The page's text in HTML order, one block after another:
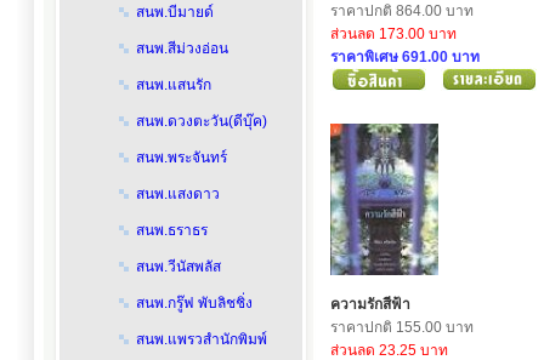
สนพ.บีมายด์
สนพ.สีม่วงอ่อน
สนพ.แสนรัก
สนพ.ดวงตะวัน(ดีบุ๊ค)
สนพ.พระจันทร์
สนพ.แสงดาว
สนพ.ธราธร
สนพ.วีนัสพลัส
สนพ.กรู๊ฟ พับลิชชิ่ง
สนพ.แพรวสำนักพิมพ์
ราคาปกติ 864.00 บาท
ส่วนลด 173.00 บาท
ราคาพิเศษ 691.00 บาท
ความรักสีฟ้า
ราคาปกติ 155.00 บาท
ส่วนลด 23.25 บาท